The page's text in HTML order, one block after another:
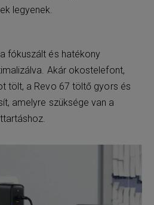
legyenek.
fókuszált és hatékony
Akár okostelefont,
tölt, a Revo 67 töltő gyors és
amelyre szüksége van a